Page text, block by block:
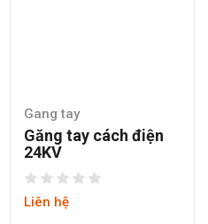
Gang tay
Găng tay cách điện
24KV
Liên hệ